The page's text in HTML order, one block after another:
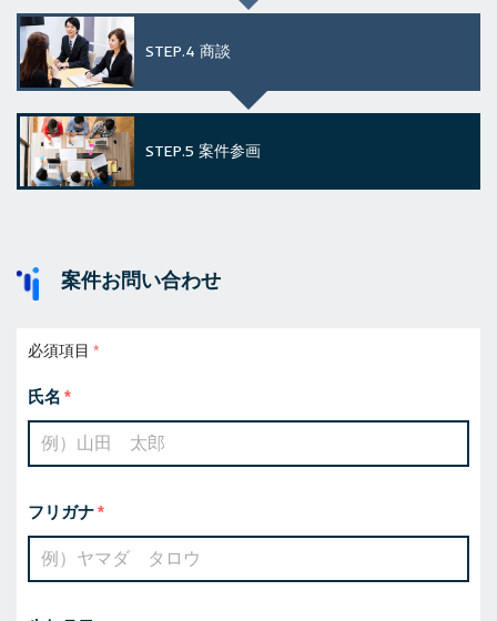
STEP.4 商談
STEP.5 案件参画
案件お問い合わせ
必須項目
氏名
フリガナ